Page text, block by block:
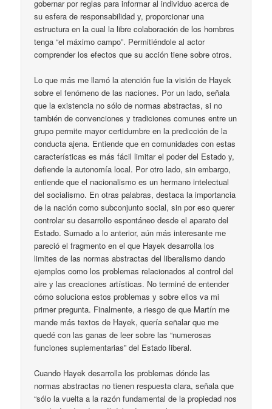
gobernar por reglas para informar al individuo acerca de
su esfera de responsabilidad y, proporcionar una
estructura en la cual la libre colaboración de los hombres
tenga “el máximo campo”. Permitiéndole al actor
comprender los efectos que su acción tiene sobre otros.
Lo que más me llamó la atención fue la visión de Hayek
sobre el fenómeno de las naciones. Por un lado, señala
que la existencia no sólo de normas abstractas, si no
también de convenciones y tradiciones comunes entre un
grupo permite mayor certidumbre en la predicción de la
conducta ajena. Entiende que en comunidades con estas
características es más fácil limitar el poder del Estado y,
defiende la autonomía local. Por otro lado, sin embargo,
entiende que el nacionalismo es un hermano intelectual
del socialismo. En otras palabras, destaca la importancia
de la nación como subconjunto social, sin por eso querer
controlar su desarrollo espontáneo desde el aparato del
Estado. Sumado a lo anterior, aún más interesante me
pareció el fragmento en el que Hayek desarrolla los
limites de las normas abstractas del liberalismo dando
ejemplos como los problemas relacionados al control del
aire y las creaciones artísticas. No terminé de entender
cómo soluciona estos problemas y sobre ellos va mi
primer pregunta. Finalmente, a riesgo de que Martín me
mande más textos de Hayek, quería señalar que me
quedé con las ganas de leer sobre las “numerosas
funciones suplementarias” del Estado liberal.
Cuando Hayek desarrolla los problemas dónde las
normas abstractas no tienen respuesta clara, señala que
“sólo la vuelta a la razón fundamental de la propiedad nos